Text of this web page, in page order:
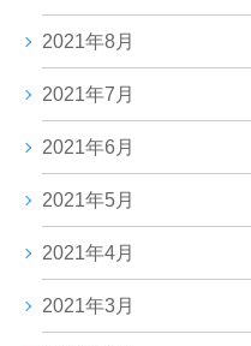
2021年8月
2021年7月
2021年6月
2021年5月
2021年4月
2021年3月